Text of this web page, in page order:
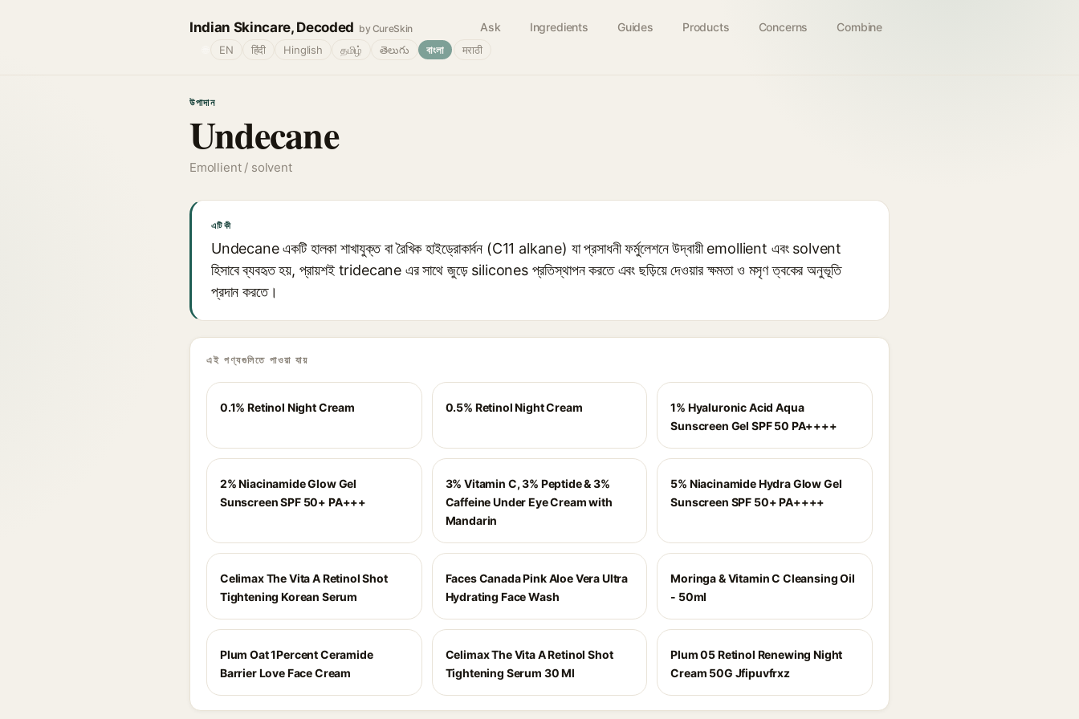
Indian Skincare, Decoded by CureSkin Ask Ingredients Guides Products Concerns Combine
EN हिंदी Hinglish தமிழ் తెలుగు বাংলা मराठी
উপাদান
Undecane
Emollient / solvent
এটি কী
Undecane একটি হালকা শাখাযুক্ত বা রৈখিক হাইড্রোকার্বন (C11 alkane) যা প্রসাধনী ফর্মুলেশনে উদ্বায়ী emollient এবং solvent
হিসাবে ব্যবহৃত হয়, প্রায়শই tridecane এর সাথে জুড়ে silicones প্রতিস্থাপন করতে এবং ছড়িয়ে দেওয়ার ক্ষমতা ও মসৃণ ত্বকের অনুভূতি
প্রদান করতে।
এই পণ্যগুলিতে পাওয়া যায়
0.1% Retinol Night Cream 0.5% Retinol Night Cream
1% Hyaluronic Acid Aqua
Sunscreen Gel SPF 50 PA++++
2% Niacinamide Glow Gel
Sunscreen SPF 50+ PA+++
3% Vitamin C, 3% Peptide & 3%
Caffeine Under Eye Cream with
Mandarin
5% Niacinamide Hydra Glow Gel
Sunscreen SPF 50+ PA++++
Celimax The Vita A Retinol Shot
Tightening Korean Serum
Faces Canada Pink Aloe Vera Ultra
Hydrating Face Wash
Moringa & Vitamin C Cleansing Oil
- 50ml
Plum Oat 1Percent Ceramide
Barrier Love Face Cream
Celimax The Vita A Retinol Shot
Tightening Serum 30 Ml
Plum 05 Retinol Renewing Night
Cream 50G Jfipuvfrxz